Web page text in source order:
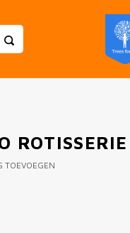
TOEVOEGEN